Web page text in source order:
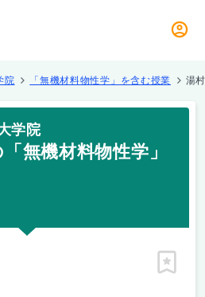
院 「無機材料物性学」を含む授業 湯
学院
無機材料物性学」
ピン留